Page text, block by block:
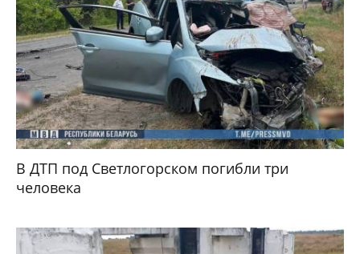
В ДТП под Светлогорском погибли три
человека